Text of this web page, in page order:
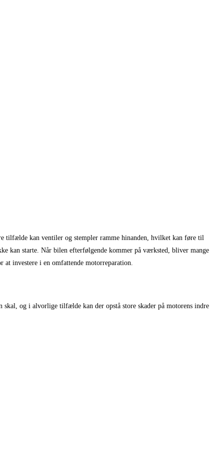
tilfælde kan ventiler og stempler ramme hinanden, hvilket kan føre til
kan starte. Når bilen efterfølgende kommer på værksted, bliver mange
investere i en omfattende motorreparation.
og i alvorlige tilfælde kan der opstå store skader på motorens indre